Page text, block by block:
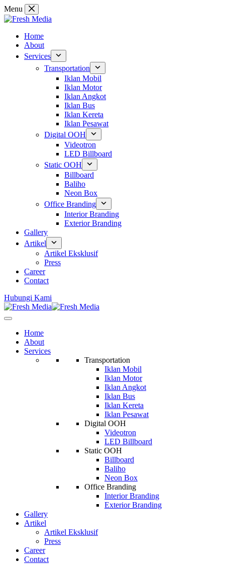
Skip
to
Menu
Home
About
Services
Transportation
Iklan Mobil
Iklan Motor
Iklan Angkot
Iklan Bus
Iklan Kereta
Iklan Pesawat
Digital OOH
Videotron
LED Billboard
Static OOH
Billboard
Baliho
Neon Box
Office Branding
Interior Branding
Exterior Branding
Gallery
Artikel
Artikel Eksklusif
Press
Career
Contact
Hubungi Kami
Home
About
Services
Transportation
Iklan Mobil
Iklan Motor
Iklan Angkot
Iklan Bus
Iklan Kereta
Iklan Pesawat
Digital OOH
Videotron
LED Billboard
Static OOH
Billboard
Baliho
Neon Box
Office Branding
Interior Branding
Exterior Branding
Gallery
Artikel
Artikel Eksklusif
Press
Career
Contact